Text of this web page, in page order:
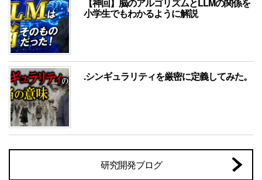
【神回】脳のアルゴリズムとLLMの関係を
小学生でもわかるように解説
.シンギュラリティを厳密に定義してみた。
研究開発ブログ